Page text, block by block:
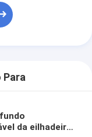
Para
da eilhadeira